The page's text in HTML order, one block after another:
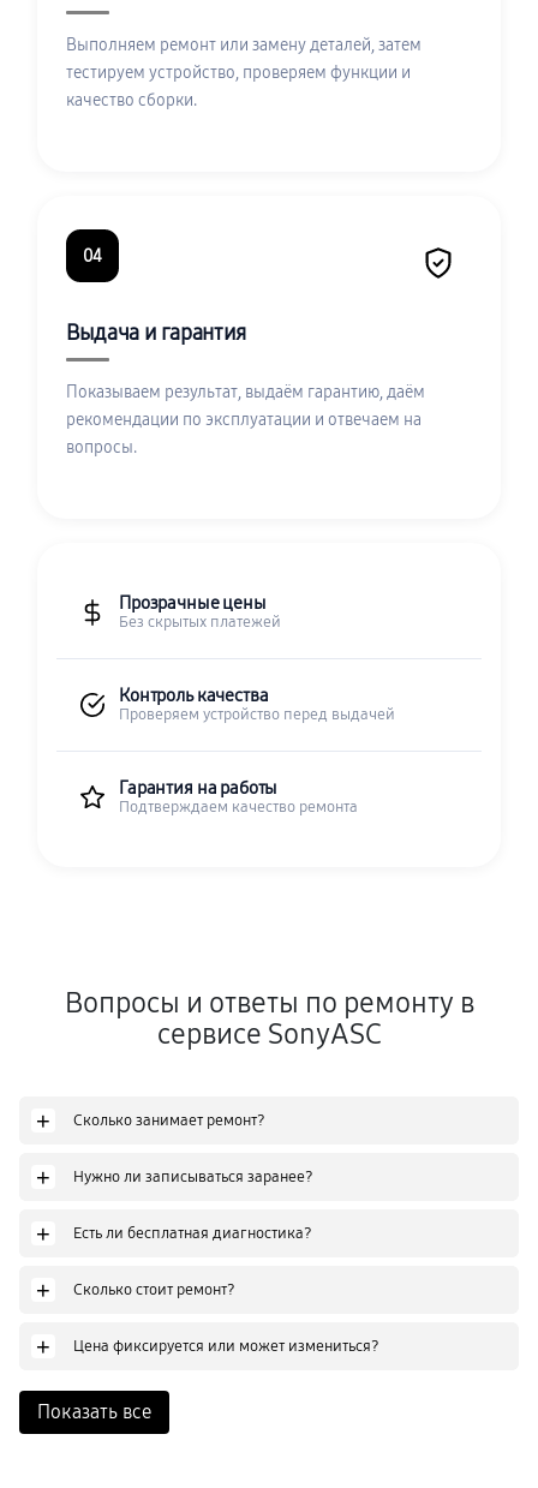
Выполняем ремонт или замену деталей, затем
тестируем устройство, проверяем функции и
качество сборки.
04
Выдача и гарантия
Показываем результат, выдаём гарантию, даём
рекомендации по эксплуатации и отвечаем на
вопросы.
Прозрачные цены
Без скрытых платежей
Контроль качества
Проверяем устройство перед выдачей
Гарантия на работы
Подтверждаем качество ремонта
Вопросы и ответы по ремонту в
сервисе SonyASC
+ Сколько занимает ремонт?
+ Нужно ли записываться заранее?
+ Есть ли бесплатная диагностика?
+ Сколько стоит ремонт?
+ Цена фиксируется или может измениться?
Показать все